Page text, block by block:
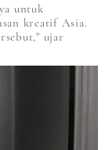
untuk
kreatif Asia.
ujar